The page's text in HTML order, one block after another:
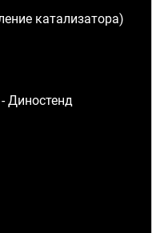
катализатора)
Диностенд